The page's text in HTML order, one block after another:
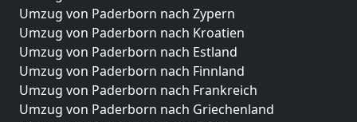
Umzug von Paderborn nach Zypern
Umzug von Paderborn nach Kroatien
Umzug von Paderborn nach Estland
Umzug von Paderborn nach Finnland
Umzug von Paderborn nach Frankreich
Umzug von Paderborn nach Griechenland